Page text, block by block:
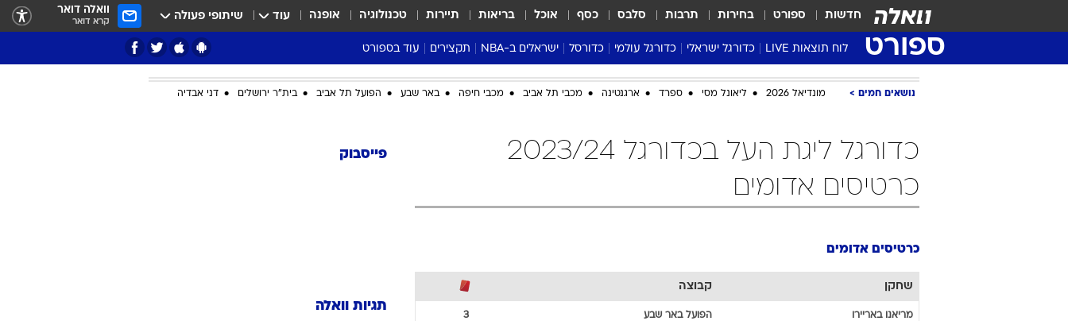
חדשות ספורט בחירות תרבות סלבס כסף אוכל בריאות תיירות טכנולוגיה אופנה עוד שיתופי פעולה וואלה דואר
קרא דואר
ספורט לוח תוצאות LIVE כדורגל ישראלי
ליגת העל Winner
גביע הטוטו
נבחרות ישראל
כדורגל עולמי
ליגה אנגלית
ליגה גרמנית
כדורסל
ליגת העל
ליגה לאומית
ישראלים ב-NBA
דני אבדיה
תקצירים עוד בספורט
מונדיאל 2026
NBA
פודקאסטים
נושאים חמים מונדיאל 2026 ליאונל מסי ספרד ארגנטינה מכבי תל אביב מכבי חיפה באר שבע הפועל תל אביב בית"ר ירושלים דני אבדיה
כדורגל ליגת העל בכדורגל 2023/24
כרטיסים אדומים
כרטיסים אדומים
שחקן קבוצה
מריאנו באריירו הפועל באר שבע 3
פייסבוק
תגיות וואלה